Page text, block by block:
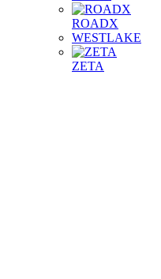
ROADX
WESTLAKE
ZETA